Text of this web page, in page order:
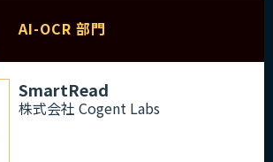
AI-OCR 部門
SmartRead
株式会社 Cogent Labs